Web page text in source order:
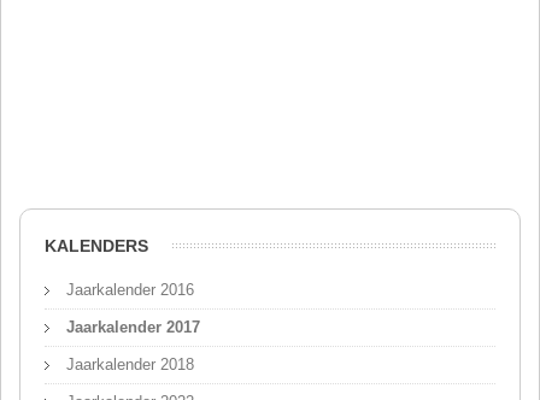
KALENDERS
Jaarkalender 2016
Jaarkalender 2017
Jaarkalender 2018